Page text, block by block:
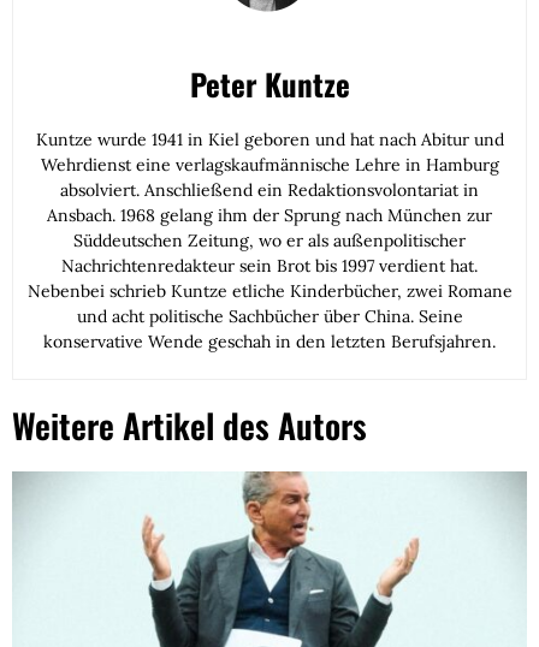
Peter Kuntze
Kuntze wurde 1941 in Kiel geboren und hat nach Abitur und
Wehrdienst eine verlagskaufmännische Lehre in Hamburg
absolviert. Anschließend ein Redaktionsvolontariat in
Ansbach. 1968 gelang ihm der Sprung nach München zur
Süddeutschen Zeitung, wo er als außenpolitischer
Nachrichtenredakteur sein Brot bis 1997 verdient hat.
Nebenbei schrieb Kuntze etliche Kinderbücher, zwei Romane
und acht politische Sachbücher über China. Seine
konservative Wende geschah in den letzten Berufsjahren.
Weitere Artikel des Autors